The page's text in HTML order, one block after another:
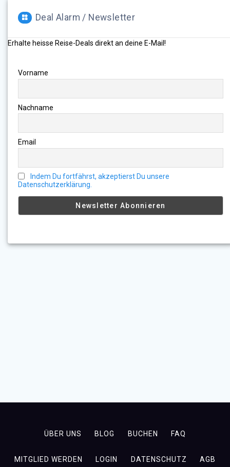
Deal Alarm / Newsletter
Erhalte heisse Reise-Deals direkt an deine E-Mail!
Vorname
Nachname
Email
Indem Du fortfährst, akzeptierst Du unsere
Datenschutzerklärung.
ÜBER UNS BLOG BUCHEN FAQ
MITGLIED WERDEN LOGIN DATENSCHUTZ AGB